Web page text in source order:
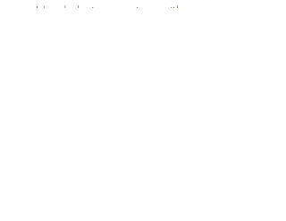
Handarbeit von mir genäht.